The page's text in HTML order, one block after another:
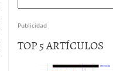
Publicidad
TOP 5 ARTÍCULOS